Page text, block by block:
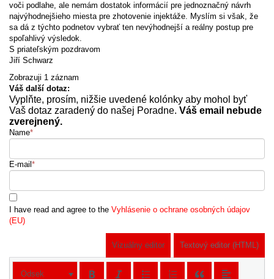
voči podlahe, ale nemám dostatok informácií pre jednoznačný návrh
najvýhodnejšieho miesta pre zhotovenie injektáže. Myslím si však, že
sa dá z týchto podnetov vybrať ten nevýhodnejší a reálny postup pre
spoľahlivý výsledok.
S priateľským pozdravom
Jiří Schwarz
Zobrazuji 1 záznam
Váš další dotaz:
Vyplňte, prosím, nižšie uvedené kolónky aby mohol byť
Vaš dotaz zaradený do našej Poradne. Váš email nebude
zverejnený.
Name*
E-mail *
I have read and agree to the Vyhlásenie o ochrane osobných údajov
(EU)
Vizuálny editor Textový editor (HTML)
Odsek